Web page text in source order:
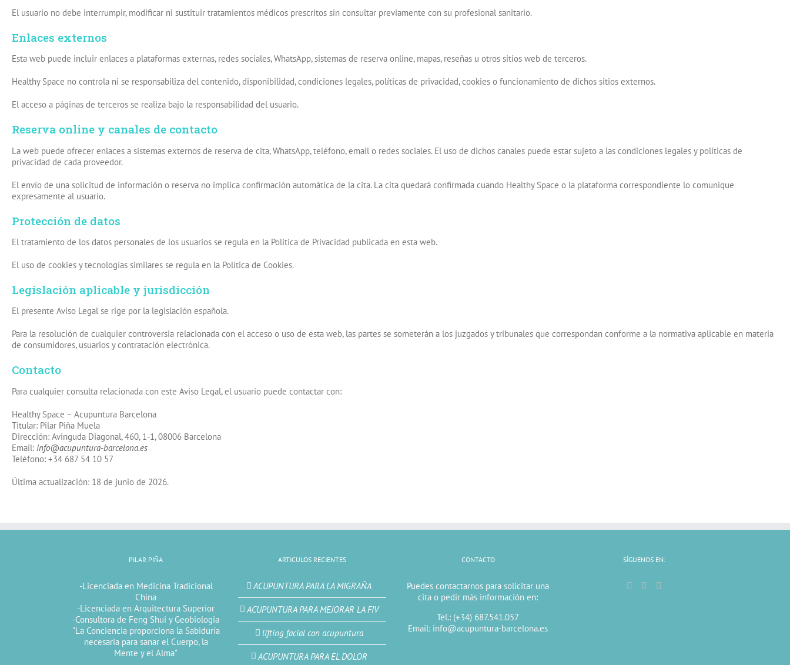
El usuario no debe interrumpir, modificar ni sustituir tratamientos médicos prescritos sin consultar previamente con su profesional sanitario.
Enlaces externos
Esta web puede incluir enlaces a plataformas externas, redes sociales, WhatsApp, sistemas de reserva online, mapas, reseñas u otros sitios web de terceros.
Healthy Space no controla ni se responsabiliza del contenido, disponibilidad, condiciones legales, políticas de privacidad, cookies o funcionamiento de dichos sitios externos.
El acceso a páginas de terceros se realiza bajo la responsabilidad del usuario.
Reserva online y canales de contacto
La web puede ofrecer enlaces a sistemas externos de reserva de cita, WhatsApp, teléfono, email o redes sociales. El uso de dichos canales puede estar sujeto a las condiciones legales y políticas de
privacidad de cada proveedor.
El envío de una solicitud de información o reserva no implica confirmación automática de la cita. La cita quedará confirmada cuando Healthy Space o la plataforma correspondiente lo comunique
expresamente al usuario.
Protección de datos
El tratamiento de los datos personales de los usuarios se regula en la Política de Privacidad publicada en esta web.
El uso de cookies y tecnologías similares se regula en la Política de Cookies.
Legislación aplicable y jurisdicción
El presente Aviso Legal se rige por la legislación española.
Para la resolución de cualquier controversia relacionada con el acceso o uso de esta web, las partes se someterán a los juzgados y tribunales que correspondan conforme a la normativa aplicable en materia
de consumidores, usuarios y contratación electrónica.
Contacto
Para cualquier consulta relacionada con este Aviso Legal, el usuario puede contactar con:
Healthy Space – Acupuntura Barcelona
Titular: Pilar Piña Muela
Dirección: Avinguda Diagonal, 460, 1-1, 08006 Barcelona
Email: info@acupuntura-barcelona.es
Teléfono: +34 687 54 10 57
Última actualización: 18 de junio de 2026.
PILAR PIÑA
-Licenciada en Medicina Tradicional
China
-Licenciada en Arquitectura Superior
-Consultora de Feng Shui y Geobiologia
"La Conciencia proporciona la Sabiduría
necesaria para sanar el Cuerpo, la
Mente y el Alma"
ARTICULOS RECIENTES
ACUPUNTURA PARA LA MIGRAÑA
ACUPUNTURA PARA MEJORAR LA FIV
lifting facial con acupuntura
ACUPUNTURA PARA EL DOLOR
CONTACTO
Puedes contactarnos para solicitar una
cita o pedir más información en:
Tel.: (+34) 687.541.057
Email: info@acupuntura-barcelona.es
SÍGUENOS EN: